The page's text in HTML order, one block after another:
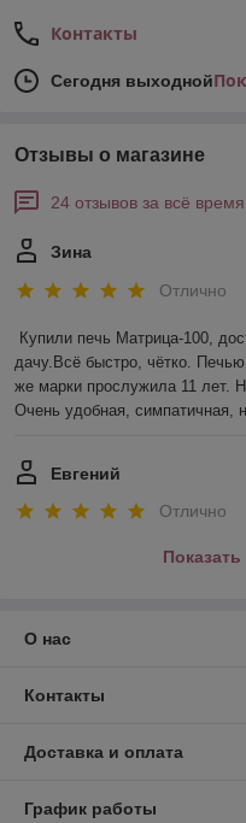
Контакты
Сегодня выходной
Отзывы о магазине
24 отзывов за всё время
Зина
Отлично
Купили печь Матрица-100,
дачу.Всё быстро, чётко.
же марки прослужила 11 лет.
Очень удобная, симпатичная,
Евгений
Отлично
О нас
Контакты
Доставка и оплата
График работы